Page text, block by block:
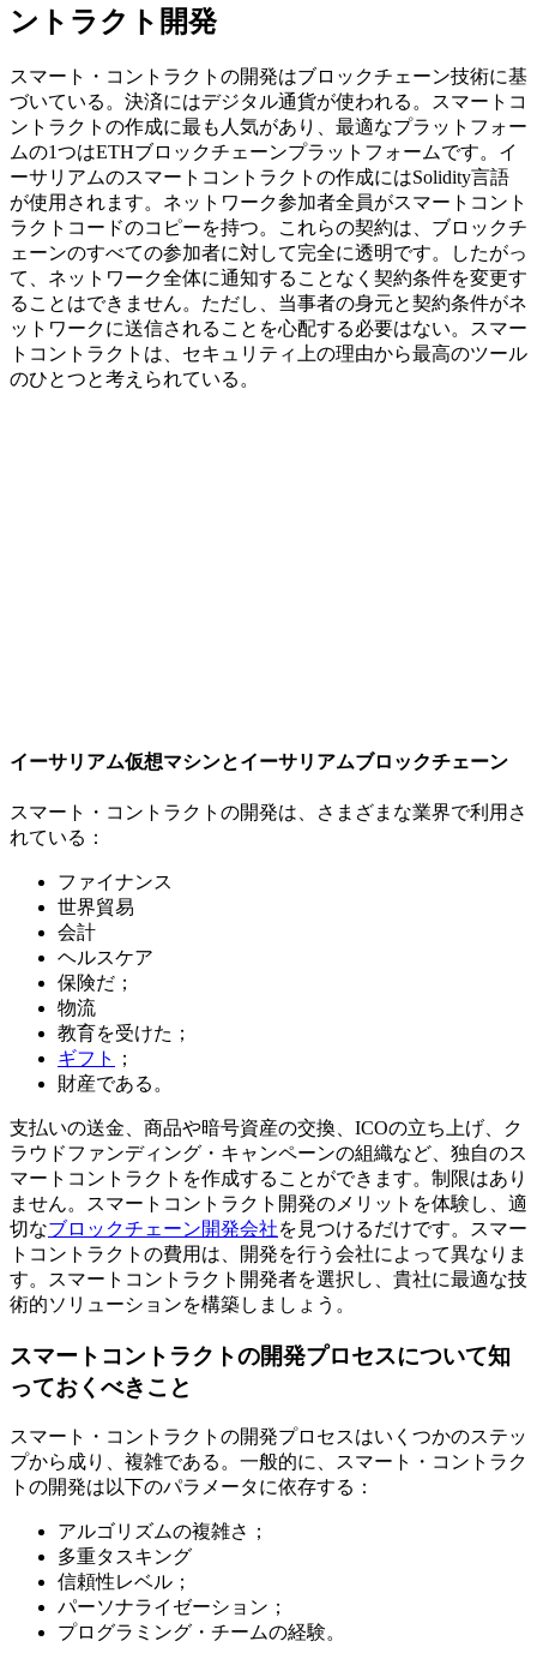
ントラクト開発
スマート・コントラクトの開発はブロックチェーン技術に基
づいている。決済にはデジタル通貨が使われる。スマートコ
ントラクトの作成に最も人気があり、最適なプラットフォー
ムの1つはETHブロックチェーンプラットフォームです。イ
ーサリアムのスマートコントラクトの作成にはSolidity言語
が使用されます。ネットワーク参加者全員がスマートコント
ラクトコードのコピーを持つ。これらの契約は、ブロックチ
ェーンのすべての参加者に対して完全に透明です。したがっ
て、ネットワーク全体に通知することなく契約条件を変更す
ることはできません。ただし、当事者の身元と契約条件がネ
ットワークに送信されることを心配する必要はない。スマー
トコントラクトは、セキュリティ上の理由から最高のツール
のひとつと考えられている。
イーサリアム仮想マシンとイーサリアムブロックチェーン
スマート・コントラクトの開発は、さまざまな業界で利用さ
れている：
ファイナンス
世界貿易
会計
ヘルスケア
保険だ；
物流
教育を受けた；
ギフト
；
財産である。
支払いの送金、商品や暗号資産の交換、ICOの立ち上げ、ク
ラウドファンディング・キャンペーンの組織など、独自のス
マートコントラクトを作成することができます。制限はあり
ません。スマートコントラクト開発のメリットを体験し、適
切なブロックチェーン開発会社を見つけるだけです。スマー
トコントラクトの費用は、開発を行う会社によって異なりま
す。スマートコントラクト開発者を選択し、貴社に最適な技
術的ソリューションを構築しましょう。
スマートコントラクトの開発プロセスについて知
っておくべきこと
スマート・コントラクトの開発プロセスはいくつかのステッ
プから成り、複雑である。一般的に、スマート・コントラク
トの開発は以下のパラメータに依存する：
アルゴリズムの複雑さ；
多重タスキング
信頼性レベル；
パーソナライゼーション；
プログラミング・チームの経験。